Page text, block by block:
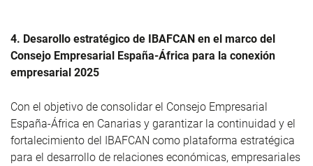
4. Desarollo estratégico de IBAFCAN en el marco del
Consejo Empresarial España-África para la conexión
empresarial 2025
Con el objetivo de consolidar el Consejo Empresarial
España-África en Canarias y garantizar la continuidad y el
fortalecimiento del IBAFCAN como plataforma estratégica
para el desarrollo de relaciones económicas, empresariales